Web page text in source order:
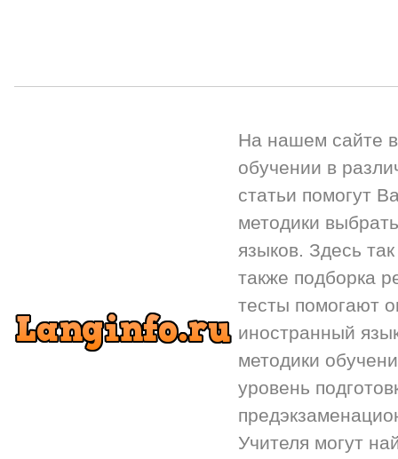
На нашем сайте
обучении в
статьи помогут
методики
языков. Здесь
также подборка
тесты помогают
иностранный
методики
уровень
Учителя могут